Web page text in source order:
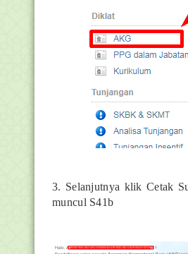
3. Selanjutnya klik Cetak
muncul S41b